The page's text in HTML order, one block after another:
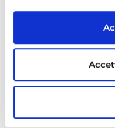
Ricerca e
ARTICOLI